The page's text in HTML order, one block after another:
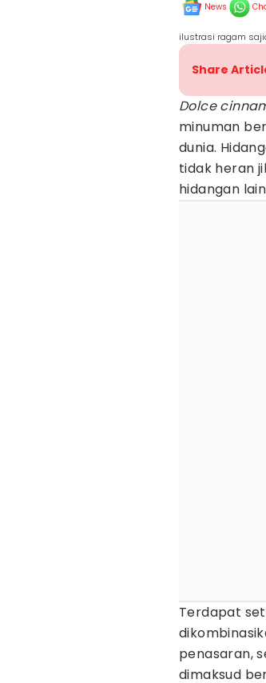
News
ilustrasi ragam
Share
Dolce
minuman
dunia.
tidak heran
hidangan
Terdapat
penasaran,
dimaksud